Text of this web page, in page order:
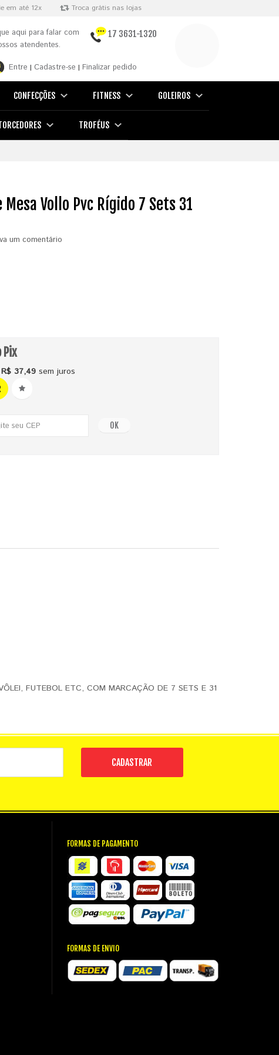
em até 12x Troca grátis nas lojas
aqui para falar com
atendentes.
17 3631-1320
Entre | Cadastre-se | Finalizar pedido
CONFECÇÕES FITNESS GOLEIROS
TROFÉUS
Vollo Pvc Rígido 7 Sets 31
um comentário
Pix
R$ 37,49sem juros
OK
FUTEBOL ETC, COM MARCAÇÃO DE 7 SETS E 31
CADASTRAR
FORMAS DE PAGAMENTO
FORMAS DE ENVIO